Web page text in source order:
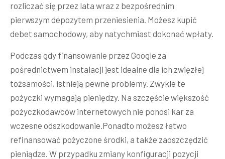
rozliczać się przez lata wraz z bezpośrednim
pierwszym depozytem przeniesienia. Możesz kupić
debet samochodowy, aby natychmiast dokonać wpłaty.
Podczas gdy finansowanie przez Google za
pośrednictwem instalacji jest idealne dla ich zwięzłej
tożsamości, istnieją pewne problemy. Zwykle te
pożyczki wymagają pieniędzy. Na szczęście większość
pożyczkodawców internetowych nie ponosi kar za
wczesne odszkodowanie.Ponadto możesz łatwo
refinansować pożyczone środki, a także zaoszczędzić
pieniądze. W przypadku zmiany konfiguracji pozycji